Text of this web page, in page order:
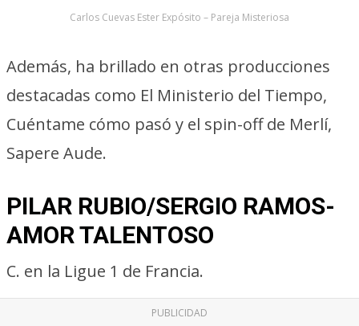
Carlos Cuevas Ester Expósito – Pareja Misteriosa
Además, ha brillado en otras producciones
destacadas como El Ministerio del Tiempo,
Cuéntame cómo pasó y el spin-off de Merlí,
Sapere Aude.
PILAR RUBIO/SERGIO RAMOS-
AMOR TALENTOSO
C. en la Ligue 1 de Francia.
PUBLICIDAD